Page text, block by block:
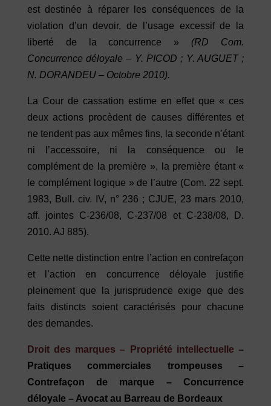
est destinée à réparer les conséquences de la
violation d’un devoir, de l’usage excessif de la
liberté de la concurrence » (RD Com.
Concurrence déloyale – Y. PICOD ; Y. AUGUET ;
N. DORANDEU – Octobre 2010).
La Cour de cassation estime en effet que « ces
deux actions procèdent de causes différentes et
ne tendent pas aux mêmes fins, la seconde n’étant
ni l’accessoire, ni la conséquence ou le
complément de la première », la première étant «
le complément logique » de l’autre (Com. 22 sept.
1983, Bull. civ. IV, n° 236 ; CJUE, 23 mars 2010,
aff. jointes C-236/08, C-237/08 et C-238/08, D.
2010. AJ 885).
Cette nette distinction entre l’action en contrefaçon
et l’action en concurrence déloyale justifie
pleinement que la jurisprudence exige que des
faits distincts soient caractérisés pour chacune
des demandes.
Droit des marques – Propriété intellectuelle –
Pratiques commerciales trompeuses –
Contrefaçon de marque – Concurrence
déloyale – Avocat au Barreau de Bordeaux